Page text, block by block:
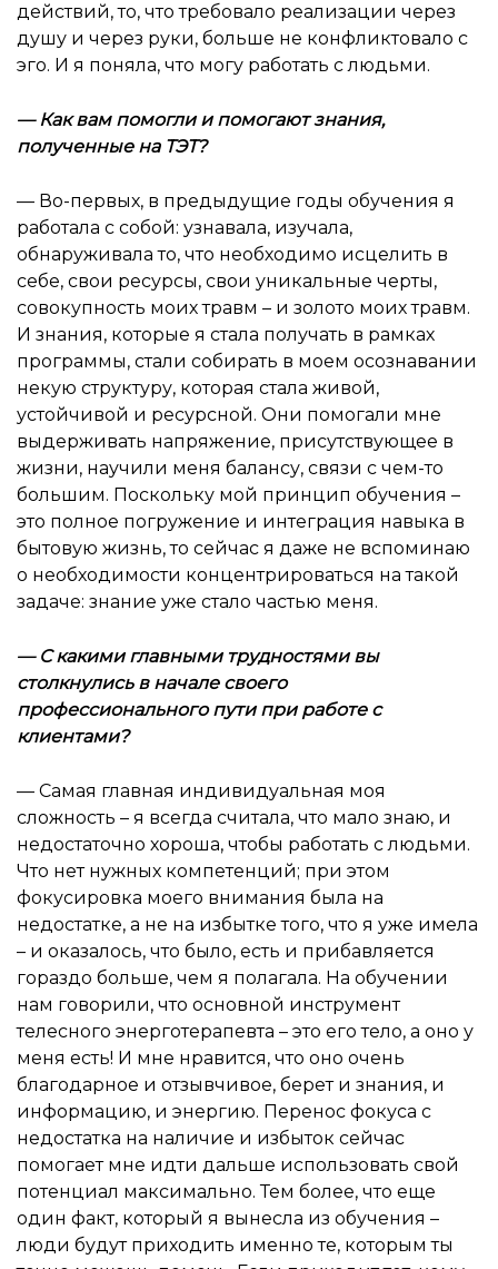
действий, то, что требовало реализации через
душу и через руки, больше не конфликтовало с
эго. И я поняла, что могу работать с людьми.
—Как вам помогли и помогают знания,
полученные на ТЭТ?
— Во-первых, в предыдущие годы обучения я
работала с собой: узнавала, изучала,
обнаруживала то, что необходимо исцелить в
себе, свои ресурсы, свои уникальные черты,
совокупность моих травм – и золото моих травм.
И знания, которые я стала получать в рамках
программы, стали собирать в моем осознавании
некую структуру, которая стала живой,
устойчивой и ресурсной. Они помогали мне
выдерживать напряжение, присутствующее в
жизни, научили меня балансу, связи с чем-то
большим. Поскольку мой принцип обучения –
это полное погружение и интеграция навыка в
бытовую жизнь, то сейчас я даже не вспоминаю
о необходимости концентрироваться на такой
задаче: знание уже стало частью меня.
— С какими главными трудностями вы
столкнулись в начале своего
профессионального пути при работе с
клиентами?
— Самая главная индивидуальная моя
сложность – я всегда считала, что мало знаю, и
недостаточно хороша, чтобы работать с людьми.
Что нет нужных компетенций; при этом
фокусировка моего внимания была на
недостатке, а не на избытке того, что я уже имела
– и оказалось, что было, есть и прибавляется
гораздо больше, чем я полагала. На обучении
нам говорили, что основной инструмент
телесного энерготерапевта – это его тело, а оно у
меня есть! И мне нравится, что оно очень
благодарное и отзывчивое, берет и знания, и
информацию, и энергию. Перенос фокуса с
недостатка на наличие и избыток сейчас
помогает мне идти дальше использовать свой
потенциал максимально. Тем более, что еще
один факт, который я вынесла из обучения –
люди будут приходить именно те, которым ты